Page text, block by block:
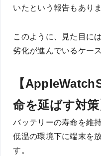
いたという報告もありま
このように、見た目に
劣化が進んでいるケー
【
命を延ばす対策
バッテリーの寿命を維
低温の環境下に端末を
す。